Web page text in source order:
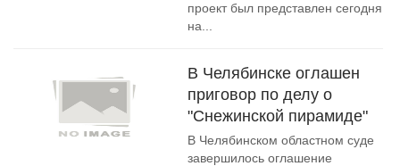
проект был представлен сегодня
на...
В Челябинске оглашен
приговор по делу о
"Снежинской пирамиде"
В Челябинском областном суде
завершилось оглашение